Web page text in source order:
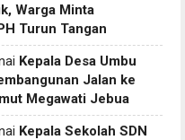
Warga Minta
Turun Tangan
Kepala Desa Umbu
Jalan ke
Megawati Jebua
Kepala Sekolah SDN